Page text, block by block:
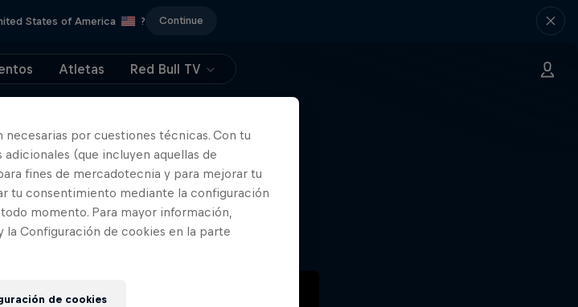
States of America ? Continue
Atletas Red Bull TV
404
¿Dónde
página?
necesarias por cuestiones técnicas. Con tu
(que incluyen aquellas de
fines de mercadotecnia y para mejorar tu
tu consentimiento mediante la configuración
momento. Para mayor información,
la Configuración de cookies en la parte
de cookies